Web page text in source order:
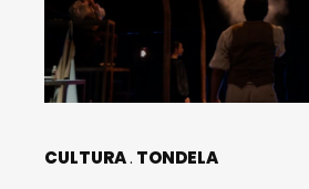
CULTURA TONDELA